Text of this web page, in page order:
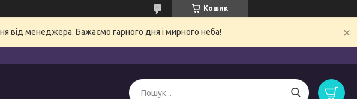
Кошик
від менеджера. Бажаємо гарного дня і мирного неба!